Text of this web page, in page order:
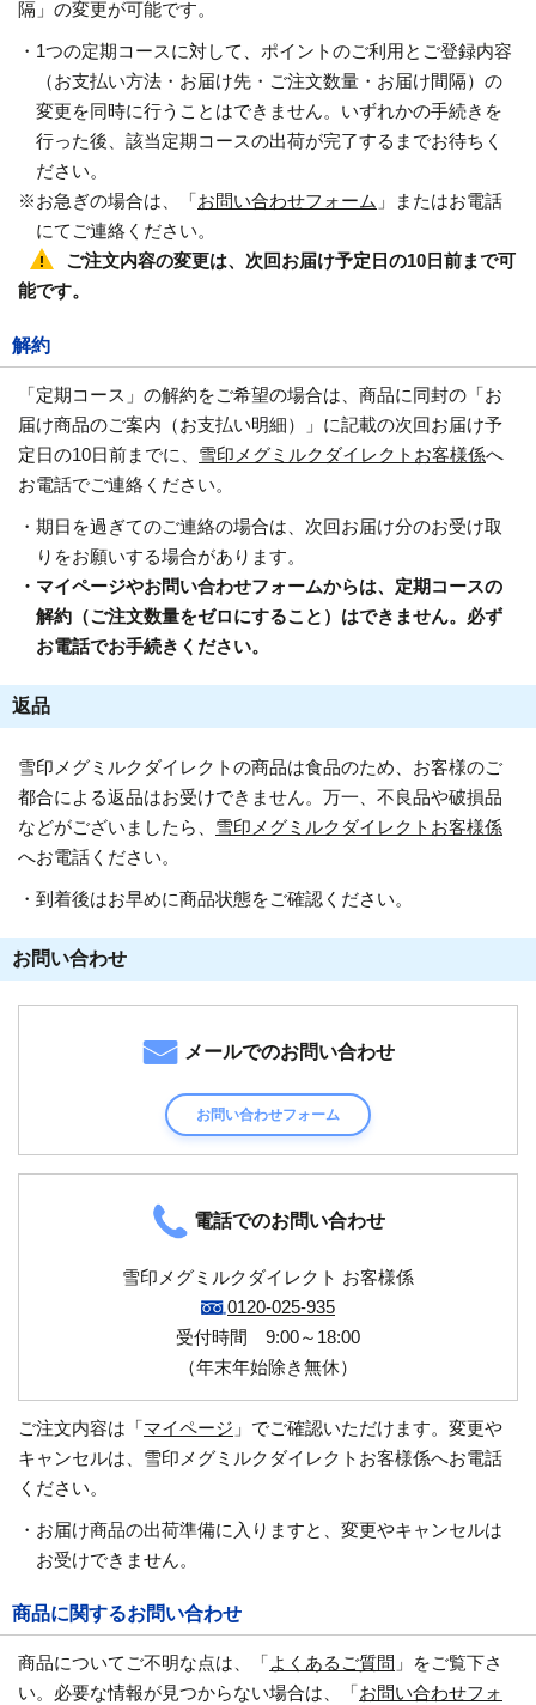
隔」の変更が可能です。
・1つの定期コースに対して、ポイントのご利用とご登録内容
（お支払い方法・お届け先・ご注文数量・お届け間隔）の
変更を同時に行うことはできません。いずれかの手続きを
行った後、該当定期コースの出荷が完了するまでお待ちく
ださい。
※お急ぎの場合は、「お問い合わせフォーム 」またはお電話
にてご連絡ください。
ご注文内容の変更は、次回お届け予定日の10日前まで可
能です。
解約
「定期コース」の解約をご希望の場合は、商品に同封の「お
届け商品のご案内（お支払い明細）」に記載の次回お届け予
定日の10日前までに、 雪印メグミルクダイレクトお客様係へ
お電話でご連絡ください。
・期日を過ぎてのご連絡の場合は、次回お届け分のお受け取
りをお願いする場合があります。
・マイページやお問い合わせフォームからは、定期コースの
解約（ご注文数量をゼロにすること）はできません。必ず
お電話でお手続きください。
返品
雪印メグミルクダイレクトの商品は食品のため、お客様のご
都合による返品はお受けできません。万一、不良品や破損品
などがございましたら、 雪印メグミルクダイレクトお客様係
へお電話ください。
・到着後はお早めに商品状態をご確認ください。
お問い合わせ
メールでのお問い合わせ
お問い合わせフォーム
電話でのお問い合わせ
雪印メグミルクダイレクト お客様係
0120-025-935
受付時間 9:00～18:00
（年末年始除き無休）
ご注文内容は「マイページ 」でご確認いただけます。変更や
キャンセルは、雪印メグミルクダイレクトお客様係へお電話
ください。
・お届け商品の出荷準備に入りますと、変更やキャンセルは
お受けできません。
商品に関するお問い合わせ
商品についてご不明な点は、「よくあるご質問 」をご覧下さ
い。必要な情報が見つからない場合は、「お問い合わせフォ